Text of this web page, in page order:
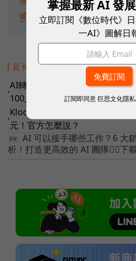
術探索
延伸閱讀
●
AI轉型先裁員！KKday宣布「精
100人以上丟飯碗，官方怎麼說
●
Klook傳秘密赴美IPO，募資金
元！官方怎麼說？
AI 可以接手哪些工作？6 大
析！打造更高效的 AI 團隊👉🏻下
掌握最新 AI 發
立即訂閱《數位時代》
一AI》圖解日
訂閱即同意 巨思文化隱